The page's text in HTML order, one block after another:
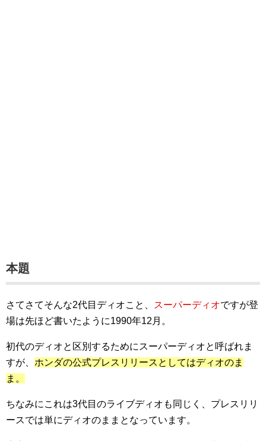
本題
さてさてそんな2代目ディオこと、 スーパーディオですが登
場は先ほど書いたように1990年12月。
初代のディオと区別するためにスーパーディオと呼ばれま
すが、 ホンダの公式プレスリリースとしてはディオのま
ま。
ちなみにこれは3代目のライブディオも同じく、プレスリリ
ースでは単にディオのままとなっています。